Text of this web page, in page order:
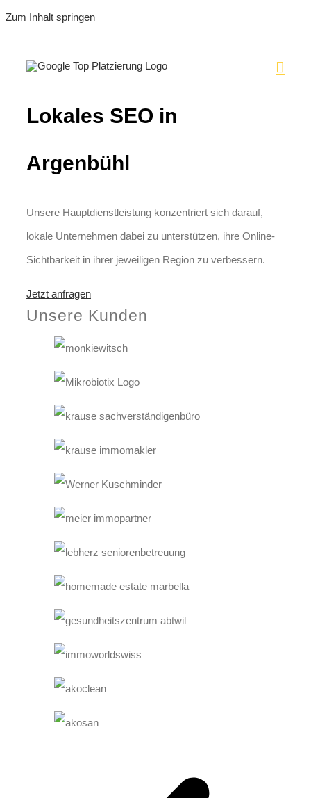
Zum Inhalt springen
Lokales SEO in
Argenbühl
Unsere Hauptdienstleistung konzentriert sich darauf,
lokale Unternehmen dabei zu unterstützen, ihre Online-
Sichtbarkeit in ihrer jeweiligen Region zu verbessern.
Jetzt anfragen
Unsere Kunden